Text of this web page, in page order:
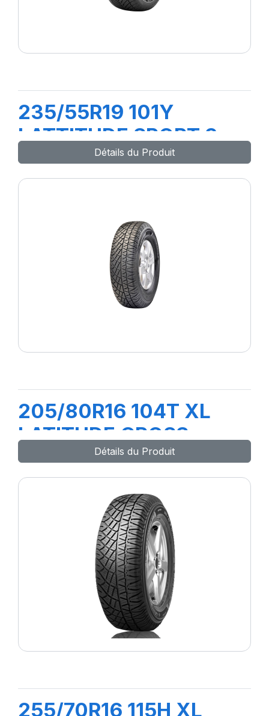
235/55R19 101Y
LATTITUDE SPORT 3
(N0)
Détails du Produit
205/80R16 104T XL
LATITUDE CROSS
Détails du Produit
255/70R16 115H XL